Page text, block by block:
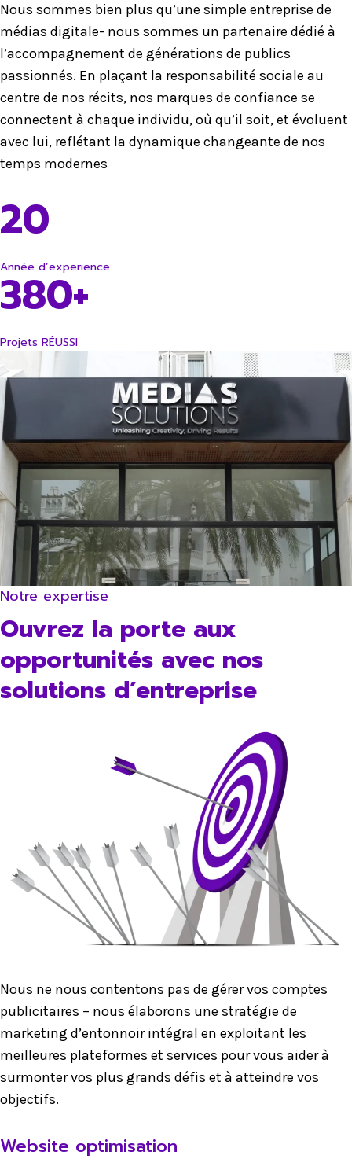
Nous sommes bien plus qu’une simple entreprise de
médias digitale- nous sommes un partenaire dédié à
l’accompagnement de générations de publics
passionnés. En plaçant la responsabilité sociale au
centre de nos récits, nos marques de confiance se
connectent à chaque individu, où qu’il soit, et évoluent
avec lui, reflétant la dynamique changeante de nos
temps modernes
20
Année d’experience
380+
Projets RÉUSSI
Notre expertise
Ouvrez la porte aux
opportunités avec nos
solutions d’entreprise
Nous ne nous contentons pas de gérer vos comptes
publicitaires – nous élaborons une stratégie de
marketing d’entonnoir intégral en exploitant les
meilleures plateformes et services pour vous aider à
surmonter vos plus grands défis et à atteindre vos
objectifs.
Website optimisation